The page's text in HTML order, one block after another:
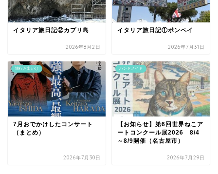
イタリア旅日記②カプリ島
2026年8月2日
イタリア旅日記①ポンペイ
2026年7月31日
旅行お出かけ
7月おでかけしたコンサート
（まとめ）
2026年7月30日
ハンドメイド
【お知らせ】第6回世界ねこア
ートコンクール展2026 8/4
～8/9開催（名古屋市）
2026年7月29日